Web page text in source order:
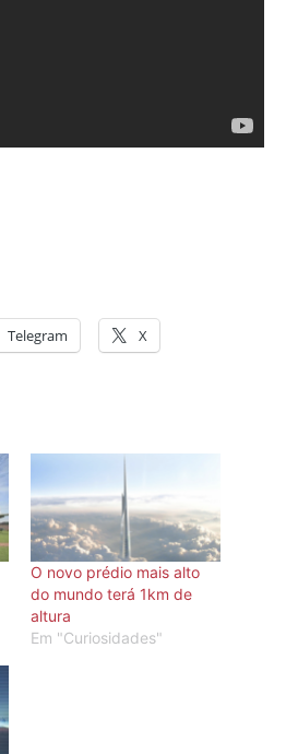
Telegram X
O novo prédio mais alto
do mundo terá 1km de
altura
Em "Curiosidades"